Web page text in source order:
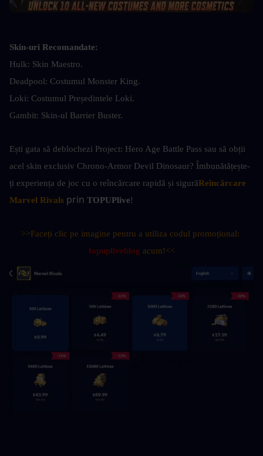
Skin-uri Recomandate:
Hulk: Skin Maestro.
Deadpool: Costumul Monster King.
Loki: Costumul Președintele Loki.
Gambit: Skin-ul Barrier Buster.
Ești gata să deblochezi Project: Hero Age Battle Pass sau să obții
acel skin exclusiv Chrono-Armor Devil Dinosaur? Îmbunătățește-
ți experiența de joc cu o reîncărcare rapidă și sigurăReîncărcare
Marvel Rivals prin TOPUPlive!
topupliveblog acum!<<